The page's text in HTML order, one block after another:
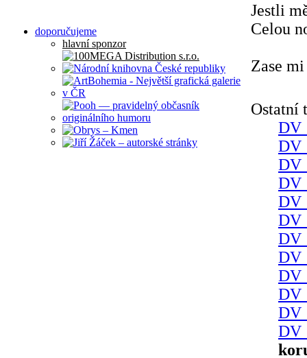
doporučujeme
hlavní sponzor
Jestli
Celou
Zase
Ostatní
DV
DV
DV
DV
DV
DV
DV
DV
DV
DV
DV
DV